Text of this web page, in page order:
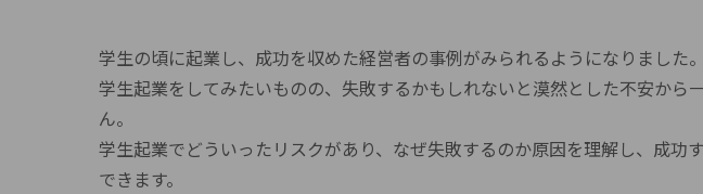
学生の頃に起業し、成功を収めた経営者の事例がみられるようになりました。
学生起業をしてみたいものの、失敗するかもしれないと漠然とした不安から
ん。
学生起業でどういったリスクがあり、なぜ失敗するのか原因を理解し、成功
できます。